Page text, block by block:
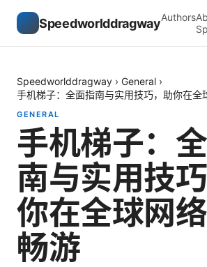
SpeedworlddragwayAuthors
Speedworlddragway › General ›
手机梯子：全面指南与实用技巧，助你在全
GENERAL
手机梯子：
南与实用技
你在全球网
畅游